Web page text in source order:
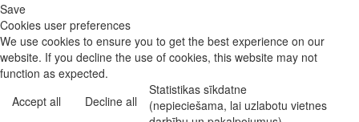
Save
Cookies user preferences
We use cookies to ensure you to get the best experience on our
website. If you decline the use of cookies, this website may not
function as expected.
Accept all
Decline all
Statistikas sīkdatne
(nepieciešama, lai uzlabotu vietnes